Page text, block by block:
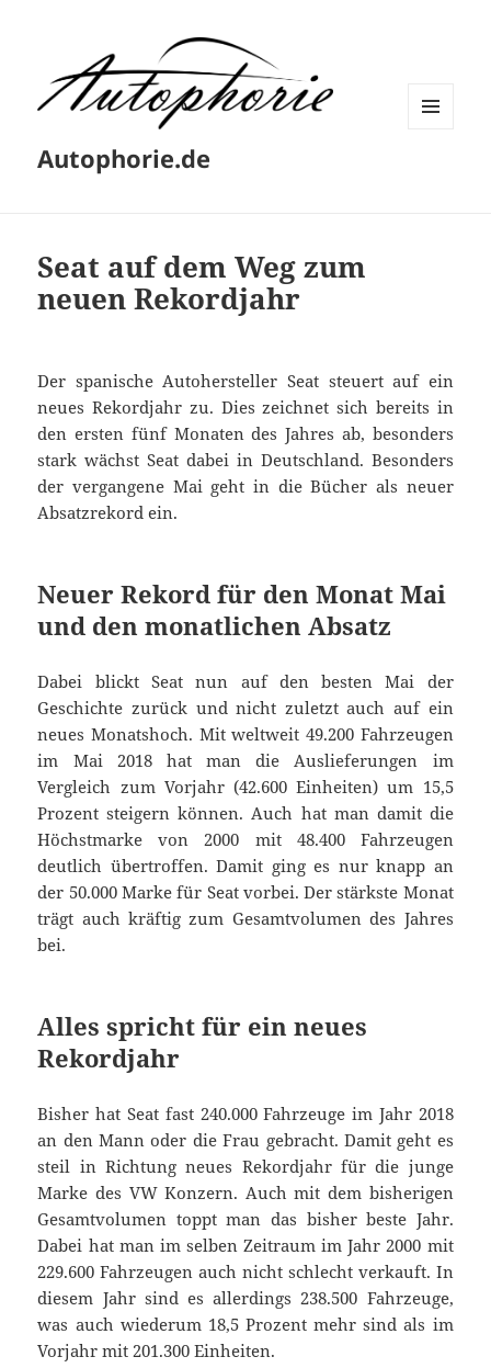
Autophorie.de
Seat auf dem Weg zum
neuen Rekordjahr
Der spanische Autohersteller Seat steuert auf ein
neues Rekordjahr zu. Dies zeichnet sich bereits in
den ersten fünf Monaten des Jahres ab, besonders
stark wächst Seat dabei in Deutschland. Besonders
der vergangene Mai geht in die Bücher als neuer
Absatzrekord ein.
Neuer Rekord für den Monat Mai
und den monatlichen Absatz
Dabei blickt Seat nun auf den besten Mai der
Geschichte zurück und nicht zuletzt auch auf ein
neues Monatshoch. Mit weltweit 49.200 Fahrzeugen
im Mai 2018 hat man die Auslieferungen im
Vergleich zum Vorjahr (42.600 Einheiten) um 15,5
Prozent steigern können. Auch hat man damit die
Höchstmarke von 2000 mit 48.400 Fahrzeugen
deutlich übertroffen. Damit ging es nur knapp an
der 50.000 Marke für Seat vorbei. Der stärkste Monat
trägt auch kräftig zum Gesamtvolumen des Jahres
bei.
Alles spricht für ein neues
Rekordjahr
Bisher hat Seat fast 240.000 Fahrzeuge im Jahr 2018
an den Mann oder die Frau gebracht. Damit geht es
steil in Richtung neues Rekordjahr für die junge
Marke des VW Konzern. Auch mit dem bisherigen
Gesamtvolumen toppt man das bisher beste Jahr.
Dabei hat man im selben Zeitraum im Jahr 2000 mit
229.600 Fahrzeugen auch nicht schlecht verkauft. In
diesem Jahr sind es allerdings 238.500 Fahrzeuge,
was auch wiederum 18,5 Prozent mehr sind als im
Vorjahr mit 201.300 Einheiten.